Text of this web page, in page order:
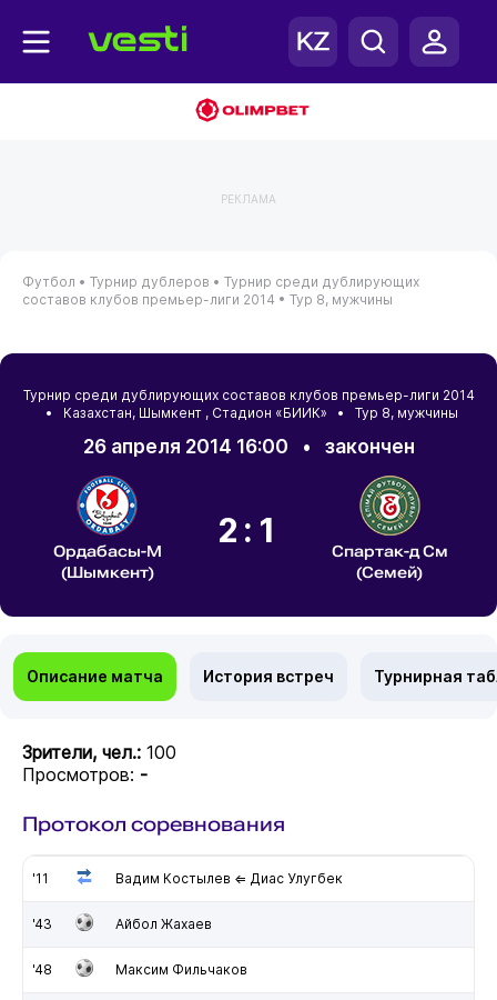
РЕКЛАМА
Футбол • Турнир дублеров • Турнир среди дублирующих
составов клубов премьер-лиги 2014 • Тур 8, мужчины
Турнир среди дублирующих составов клубов премьер-лиги 2014
• Казахстан, Шымкент , Стадион «БИИК» • Тур 8, мужчины
26 апреля 2014 16:00 • закончен
Ордабасы-М
(Шымкент)
2:1
Спартак-д См
(Семей)
Описание матча История встреч Турнирная
Зрители, чел.: 100
Просмотров: -
Протокол соревнования
'11 Вадим Костылев ⇐ Диас Улугбек
'43 Айбол Жахаев
'48 Максим Фильчаков